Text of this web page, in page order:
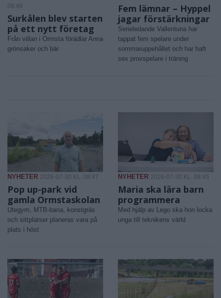
08:48
Surkålen blev starten
på ett nytt företag
Från villan i Ormsta förädlar Anna
grönsaker och bär
Fem lämnar – Hyppel
jagar förstärkningar
Serieledande Vallentuna har
tappat fem spelare under
sommaruppehållet och har haft
sex provspelare i träning
NYHETER 2026-07-30 KL. 08:47
Pop up-park vid
gamla Ormstaskolan
Utegym, MTB-bana, konstgräs
och sittplatser planeras vara på
plats i höst
NYHETER 2026-07-30 KL. 08:45
Maria ska lära barn
programmera
Med hjälp av Lego ska hon locka
unga till teknikens värld